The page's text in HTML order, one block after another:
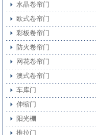
水晶卷帘门
欧式卷帘门
彩板卷帘门
防火卷帘门
网花卷帘门
澳式卷帘门
车库门
伸缩门
阳光棚
推拉门